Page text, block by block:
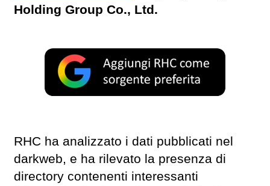
Holding Group Co., Ltd.
RHC ha analizzato i dati pubblicati nel
darkweb, e ha rilevato la presenza di
directory contenenti interessanti